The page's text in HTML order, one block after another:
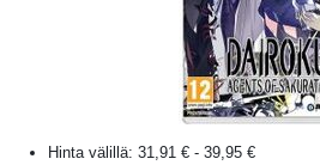
Hinta välillä: 31,91 € - 39,95 €